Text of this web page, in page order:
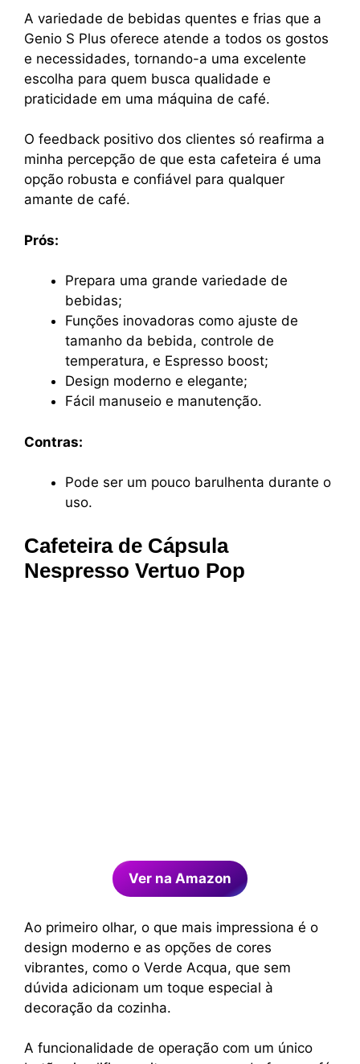
A variedade de bebidas quentes e frias que a
Genio S Plus oferece atende a todos os gostos
e necessidades, tornando-a uma excelente
escolha para quem busca qualidade e
praticidade em uma máquina de café.
O feedback positivo dos clientes só reafirma a
minha percepção de que esta cafeteira é uma
opção robusta e confiável para qualquer
amante de café.
Prós:
Prepara uma grande variedade de
bebidas;
Funções inovadoras como ajuste de
tamanho da bebida, controle de
temperatura, e Espresso boost;
Design moderno e elegante;
Fácil manuseio e manutenção.
Contras:
Pode ser um pouco barulhenta durante o
uso.
Cafeteira de Cápsula
Nespresso Vertuo Pop
Ver na Amazon
Ao primeiro olhar, o que mais impressiona é o
design moderno e as opções de cores
vibrantes, como o Verde Acqua, que sem
dúvida adicionam um toque especial à
decoração da cozinha.
A funcionalidade de operação com um único